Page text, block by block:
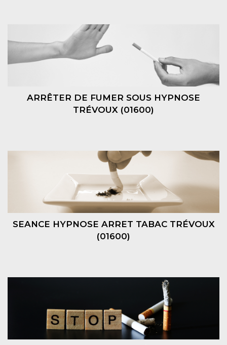
ARRÊTER DE FUMER SOUS HYPNOSE
TRÉVOUX (01600)
SEANCE HYPNOSE ARRET TABAC TRÉVOUX
(01600)